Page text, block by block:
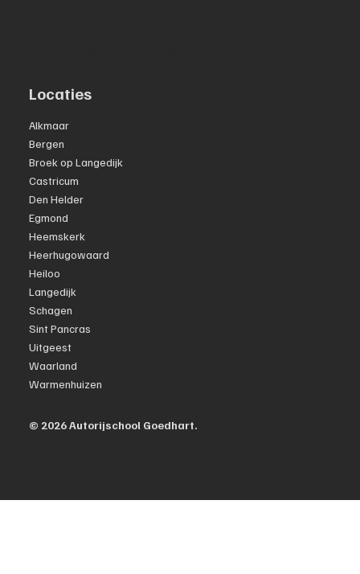
Locaties
Alkmaar
Bergen
Broek op Langedijk
Castricum
Den Helder
Egmond
Heemskerk
Heerhugowaard
Heiloo
Langedijk
Schagen
Sint Pancras
Uitgeest
Waarland
Warmenhuizen
© 2026 Autorijschool Goedhart.